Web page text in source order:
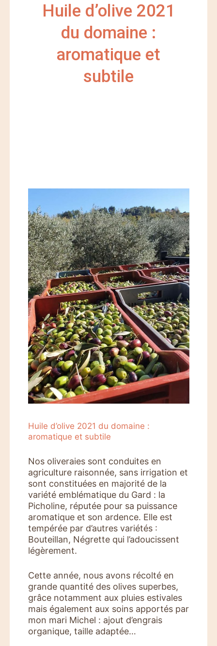
Huile d’olive 2021
du domaine :
aromatique et
subtile
Huile d’olive 2021 du domaine :
aromatique et subtile
Nos oliveraies sont conduites en
agriculture raisonnée, sans irrigation et
sont constituées en majorité de la
variété emblématique du Gard : la
Picholine, réputée pour sa puissance
aromatique et son ardence. Elle est
tempérée par d’autres variétés :
Bouteillan, Négrette qui l’adoucissent
légèrement.
Cette année, nous avons récolté en
grande quantité des olives superbes,
grâce notamment aux pluies estivales
mais également aux soins apportés par
mon mari Michel : ajout d’engrais
organique, taille adaptée…